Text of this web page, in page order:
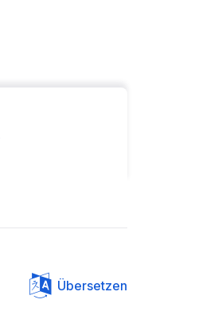
Übersetzen